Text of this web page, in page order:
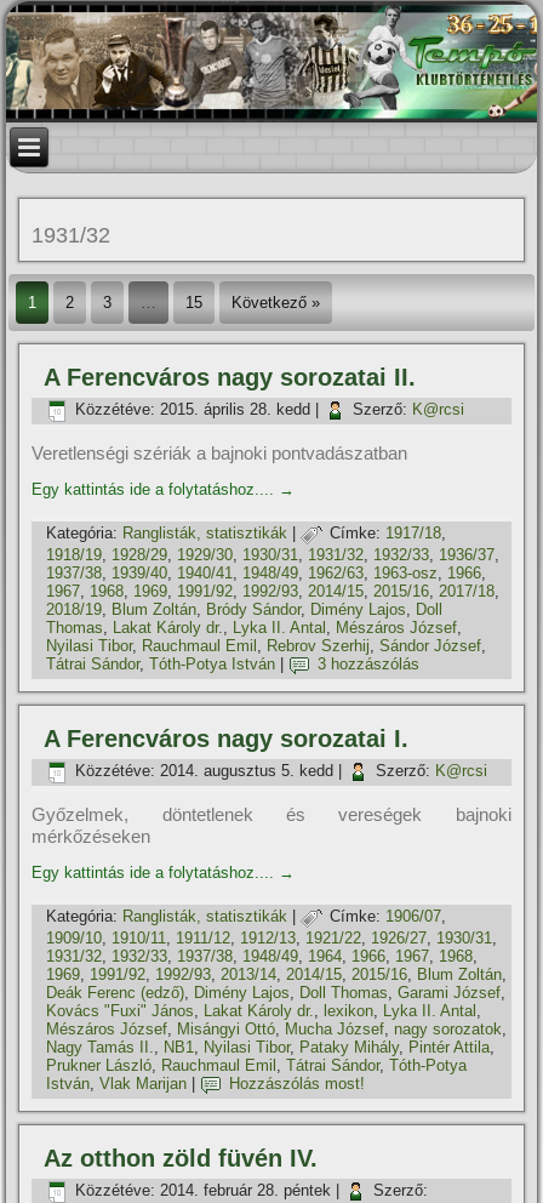
1931/32
1 2 3 … 15 Következő »
A Ferencváros nagy sorozatai II.
Közzétéve: 2015. április 28. kedd Szerző: K@rcsi
Veretlenségi szériák a bajnoki pontvadászatban
Egy kattintás ide a folytatáshoz.... →
Kategória: Ranglisták, statisztikák | Címke: 1917/18,
1918/19, 1928/29, 1929/30, 1930/31, 1931/32, 1932/33, 1936/37,
1937/38, 1939/40, 1940/41, 1948/49, 1962/63, 1963-osz, 1966,
1967, 1968, 1969, 1991/92, 1992/93,2014/15,2015/16,2017/18,
2018/19, Blum Zoltán, Bródy Sándor, Dimény Lajos, Doll
Thomas, Lakat Károly dr., Lyka II. Antal , Mészáros József,
Nyilasi Tibor, Rauchmaul Emil , Rebrov Szerhij,Sándor József,
Tátrai Sándor,Tóth-Potya István 3 hozzászólás
A Ferencváros nagy sorozatai I.
Közzétéve: 2014. augusztus 5. kedd Szerző: K@rcsi
Győzelmek, döntetlenek és vereségek bajnoki
mérkőzéseken
Egy kattintás ide a folytatáshoz.... →
Kategória: Ranglisták, statisztikák | Címke: 1906/07,
1909/10, 1910/11, 1911/12, 1912/13, 1921/22, 1926/27, 1930/31,
1931/32, 1932/33, 1937/38, 1948/49, 1964, 1966, 1967, 1968,
1969, 1991/92, 1992/93,2013/14,2014/15,2015/16, Blum Zoltán,
Deák Ferenc (edző), Dimény Lajos, Doll Thomas,Garami József,
Kovács "Fuxi" János, Lakat Károly dr., lexikon, Lyka II. Antal ,
Mészáros József, Misángyi Ottó, Mucha József, nagy sorozatok,
Nagy Tamás II., NB1, Nyilasi Tibor, Pataky Mihály, Pintér Attila,
Prukner László, Rauchmaul Emil ,Tátrai Sándor,Tóth-Potya
István,Vlak Marijan Hozzászólás most!
Az otthon zöld füvén IV.
Közzétéve: 2014. február 28. péntek
Szerző: